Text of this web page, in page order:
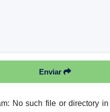
Enviar
No such file or directory in